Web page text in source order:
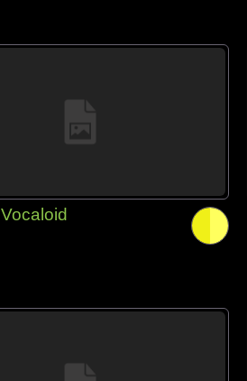
Vocaloid